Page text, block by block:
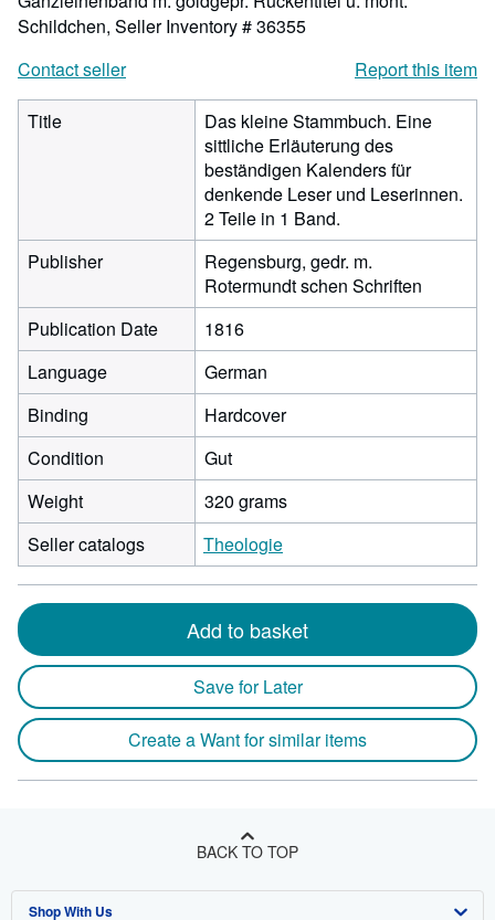
Schildchen, Seller Inventory # 36355
Contact seller
Report this item
Title
Das kleine Stammbuch. Eine
sittliche Erläuterung des
beständigen Kalenders für
denkende Leser und Leserinnen.
2 Teile in 1 Band.
Publisher
Regensburg, gedr. m.
Rotermundt schen Schriften
Publication Date
1816
Language
German
Binding
Hardcover
Condition
Gut
Weight
320 grams
Seller catalogs
Theologie
Add to basket
Save for Later
Create a Want for similar items
BACK TO TOP
Shop With Us